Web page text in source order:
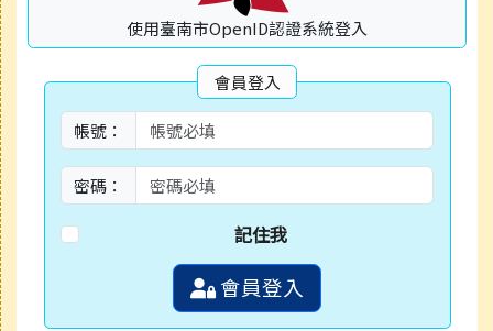
使用臺南市OpenID認證系統登入
會員登入
帳號：
密碼：
記住我
會員登入